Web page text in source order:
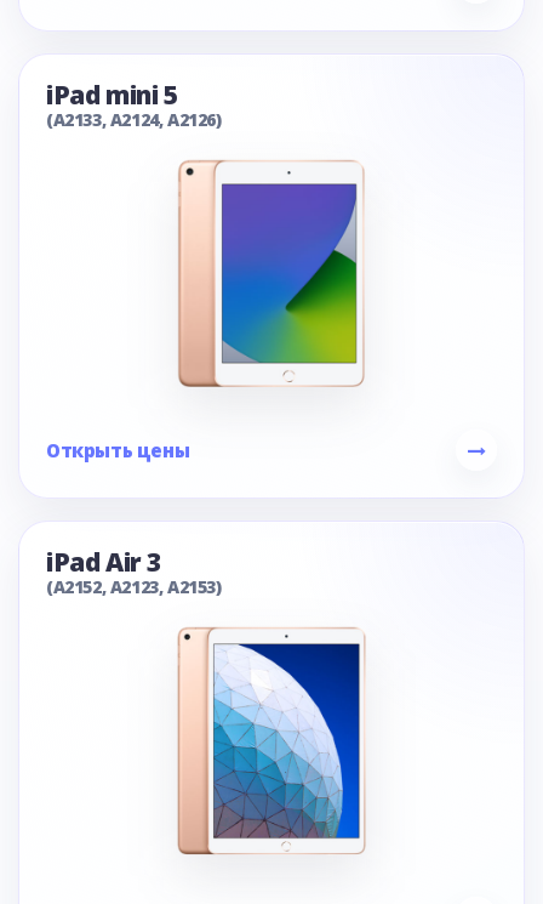
iPad mini 5
(A2133, A2124, A2126)
Открыть цены
iPad Air 3
(A2152, A2123, A2153)